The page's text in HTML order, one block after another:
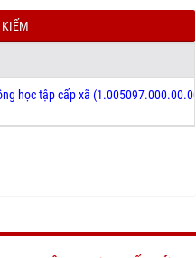
học tập cấp xã